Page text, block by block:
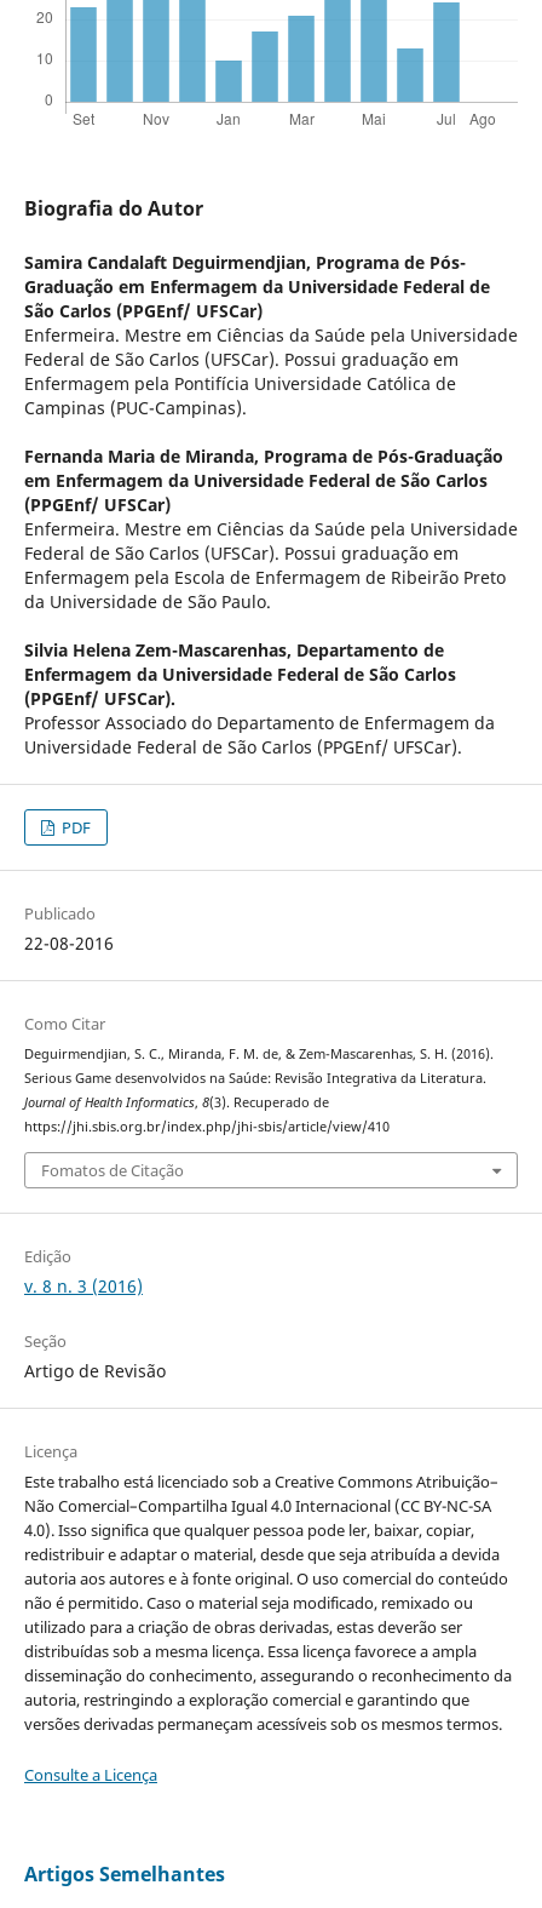
Biografia do Autor
Samira Candalaft Deguirmendjian, Programa de Pós-
Graduação em Enfermagem da Universidade Federal de
São Carlos (PPGEnf/ UFSCar)
Enfermeira. Mestre em Ciências da Saúde pela Universidade
Federal de São Carlos (UFSCar). Possui graduação em
Enfermagem pela Pontifícia Universidade Católica de
Campinas (PUC-Campinas).
Fernanda Maria de Miranda, Programa de Pós-Graduação
em Enfermagem da Universidade Federal de São Carlos
(PPGEnf/ UFSCar)
Enfermeira. Mestre em Ciências da Saúde pela Universidade
Federal de São Carlos (UFSCar). Possui graduação em
Enfermagem pela Escola de Enfermagem de Ribeirão Preto
da Universidade de São Paulo.
Silvia Helena Zem-Mascarenhas, Departamento de
Enfermagem da Universidade Federal de São Carlos
(PPGEnf/ UFSCar).
Professor Associado do Departamento de Enfermagem da
Universidade Federal de São Carlos (PPGEnf/ UFSCar).
PDF
Publicado
22-08-2016
Como Citar
Deguirmendjian, S. C., Miranda, F. M. de, & Zem-Mascarenhas, S. H. (2016).
Serious Game desenvolvidos na Saúde: Revisão Integrativa da Literatura.
Journal of Health Informatics, 8(3). Recuperado de
https://jhi.sbis.org.br/index.php/jhi-sbis/article/view/410
Fomatos de Citação
Edição
v. 8 n. 3 (2016)
Seção
Artigo de Revisão
Licença
Este trabalho está licenciado sob a Creative Commons Atribuição–
Não Comercial–Compartilha Igual 4.0 Internacional (CC BY-NC-SA
4.0). Isso significa que qualquer pessoa pode ler, baixar, copiar,
redistribuir e adaptar o material, desde que seja atribuída a devida
autoria aos autores e à fonte original. O uso comercial do conteúdo
não é permitido. Caso o material seja modificado, remixado ou
utilizado para a criação de obras derivadas, estas deverão ser
distribuídas sob a mesma licença. Essa licença favorece a ampla
disseminação do conhecimento, assegurando o reconhecimento da
autoria, restringindo a exploração comercial e garantindo que
versões derivadas permaneçam acessíveis sob os mesmos termos.
Consulte a Licença
Artigos Semelhantes